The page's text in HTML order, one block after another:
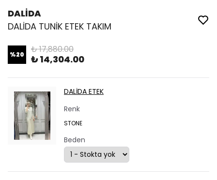
DALİDA
DALİDA TUNİK ETEK TAKIM
%20 ₺ 17,880.00
₺ 14,304.00
DALİDA ETEK
Renk
STONE
Beden